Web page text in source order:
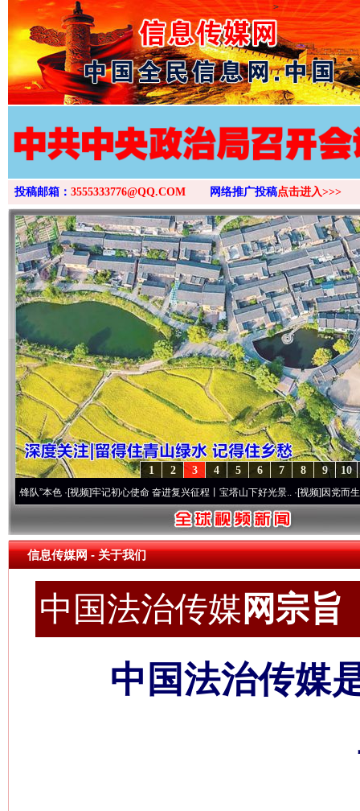
>
投稿邮箱： 3555333776@QQ.COM 网络推广投稿点击进入>>>
10
9
8
7
6
5
4
3
2
1
·[视频]牢记初心使命 奋进复兴征程丨宝塔山下好光景..·[视频]因党而生 为党而战
信息传媒网- 关于我们
中国法治传媒 网宗
中国法治传媒